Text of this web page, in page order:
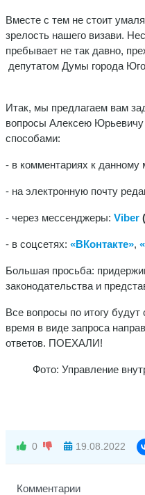
Вместе с тем не стоит
зрелость нашего визави.
пребывает не так давно,
депутатом Думы города
Итак, мы предлагаем вам
вопросы Алексею
способами:
- в комментариях к данному
- на электронную почту
- через мессенджеры: Viber
- в соцсетях: «ВКонтакте»,
Большая просьба:
законодательства и
Все вопросы по итогу
время в виде запроса
ответов. ПОЕХАЛИ!
Фото: Управление
0 19.08.2022
Комментарии